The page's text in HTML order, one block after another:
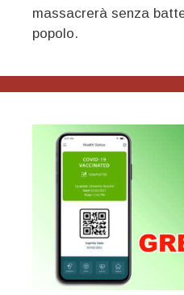
massacrerà senza
popolo.